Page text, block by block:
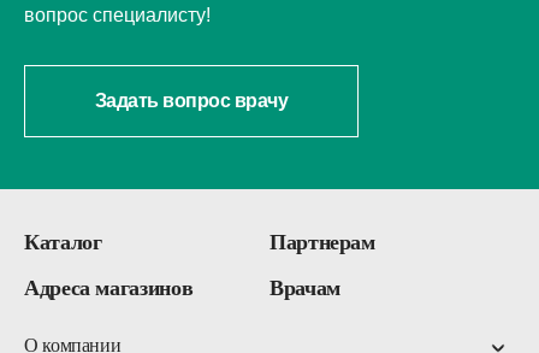
вопрос специалисту!
Задать вопрос врачу
Каталог
Адреса магазинов
Партнерам
Врачам
О компании